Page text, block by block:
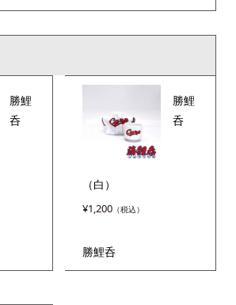
勝鯉
呑
勝鯉
呑
（白）
¥1,200
勝鯉呑